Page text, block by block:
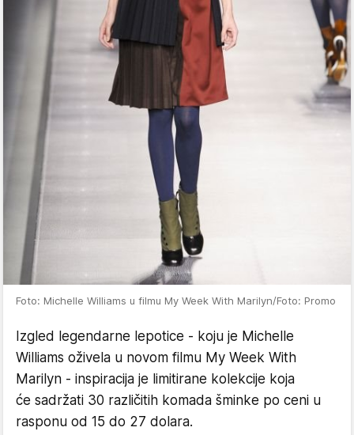
Foto: Michelle Williams u filmu My Week With Marilyn/Foto: Promo
Izgled legendarne lepotice - koju je Michelle
Williams oživela u novom filmu My Week With
Marilyn - inspiracija je limitirane kolekcije koja
će sadržati 30 različitih komada šminke po ceni u
rasponu od 15 do 27 dolara.